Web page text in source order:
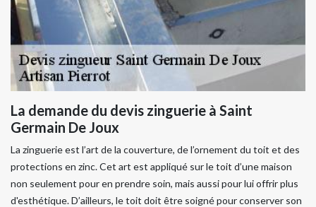
La demande du devis zinguerie à Saint
Germain De Joux
La zinguerie est l’art de la couverture, de l’ornement du toit et des
protections en zinc. Cet art est appliqué sur le toit d’une maison
non seulement pour en prendre soin, mais aussi pour lui offrir plus
d'esthétique. D’ailleurs, le toit doit être soigné pour conserver son